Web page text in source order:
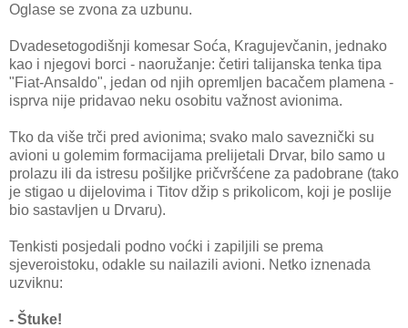
Oglase se zvona za uzbunu.
Dvadesetogodišnji komesar Soća, Kragujevčanin, jednako
kao i njegovi borci - naoružanje: četiri talijanska tenka tipa
"Fiat-Ansaldo", jedan od njih opremljen bacačem plamena -
isprva nije pridavao neku osobitu važnost avionima.
Tko da više trči pred avionima; svako malo saveznički su
avioni u golemim formacijama prelijetali Drvar, bilo samo u
prolazu ili da istresu pošiljke pričvršćene za padobrane (tako
je stigao u dijelovima i Titov džip s prikolicom, koji je poslije
bio sastavljen u Drvaru).
Tenkisti posjedali podno voćki i zapiljili se prema
sjeveroistoku, odakle su nailazili avioni. Netko iznenada
uzviknu:
- Štuke!